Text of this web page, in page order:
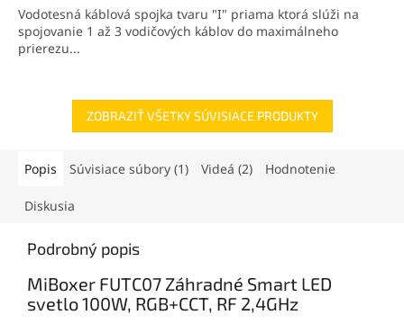
z
5
hviezdičiek.
Vodotesná káblová spojka tvaru "I" priama ktorá slúži na
spojovanie 1 až 3 vodičových káblov do maximálneho
prierezu...
ZOBRAZIŤ VŠETKY SÚVISIACE PRODUKTY
Popis Súvisiace súbory (1) Videá (2) Hodnotenie
Diskusia
Podrobný popis
MiBoxer FUTC07 Záhradné Smart LED
svetlo 100W, RGB+CCT, RF 2,4GHz